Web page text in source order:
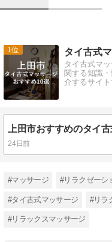
1 タイ古式
タイ古式マ
関する知識
介するサイト
24日前
#マッサージ #リラクゼーシ
#タイ古式マッサージ #リラ
#リラックスマッサージ